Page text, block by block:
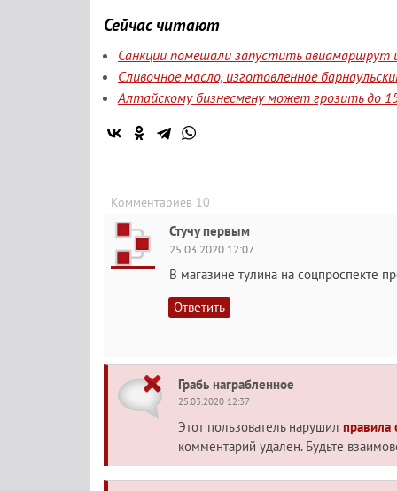
Сейчас читают
Санкции помешали запустить авиамаршрут
Сливочное масло, изготовленное
Алтайскому бизнесмену может грозить до
Комментариев 10
Стучу первым
25.03.2020 12:07
В магазине тулина на соцпроспекте
Ответить
Грабь награбленное
25.03.2020 12:37
Этот пользователь нарушил
комментарий удален. Будьте